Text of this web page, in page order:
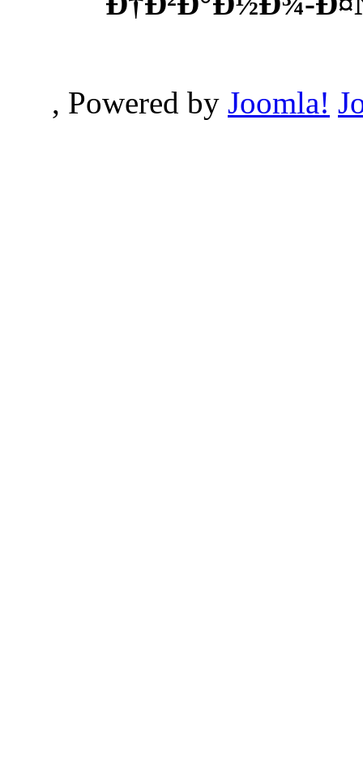
, Powered by Joomla!